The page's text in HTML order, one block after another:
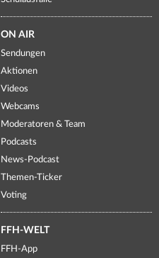
ON AIR
Sendungen
Aktionen
Videos
Webcams
Moderatoren & Team
Podcasts
News-Podcast
Themen-Ticker
Voting
FFH-WELT
FFH-App